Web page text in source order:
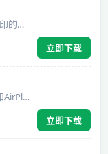
免费、无录制时长限制、无水印的录屏软件
立即下载
支持Chromecast、Apple TV和AirPlay 2的电视上观看视频
立即下载